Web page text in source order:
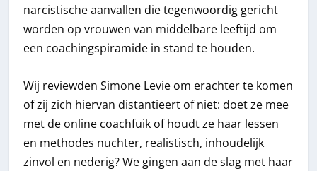
narcistische aanvallen die tegenwoordig gericht
worden op vrouwen van middelbare leeftijd om
een coachingspiramide in stand te houden.
Wij reviewden Simone Levie om erachter te komen
of zij zich hiervan distantieert of niet: doet ze mee
met de online coachfuik of houdt ze haar lessen
en methodes nuchter, realistisch, inhoudelijk
zinvol en nederig? We gingen aan de slag met haar